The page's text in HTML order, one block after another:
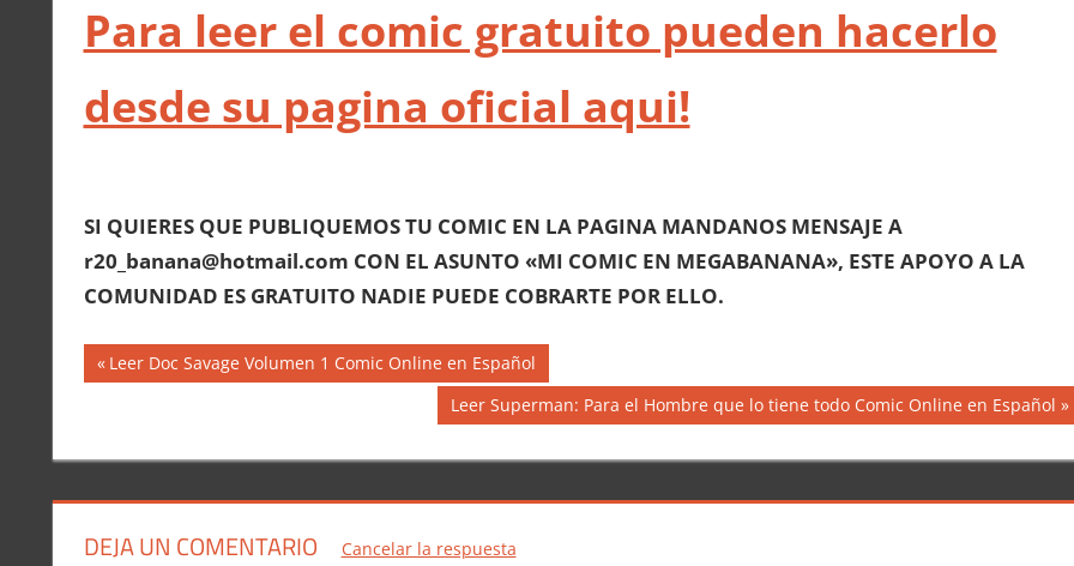
Para leer el comic gratuito pueden hacerlo
desde su pagina oficial aqui!
SI QUIERES QUE PUBLIQUEMOS TU COMIC EN LA PAGINA MANDANOS MENSAJE A
r20_banana@hotmail.com CON EL ASUNTO «MI COMIC EN MEGABANANA», ESTE APOYO A LA
COMUNIDAD ES GRATUITO NADIE PUEDE COBRARTE POR ELLO.
Navegación
entradas
Entrada
anterior:
Leer Doc Savage Volumen 1 Comic Online en Español
Siguiente
Leer Superman: Para el Hombre que lo tiene todo Comic Online en Español
DEJA UN COMENTARIO Cancelar la respuesta